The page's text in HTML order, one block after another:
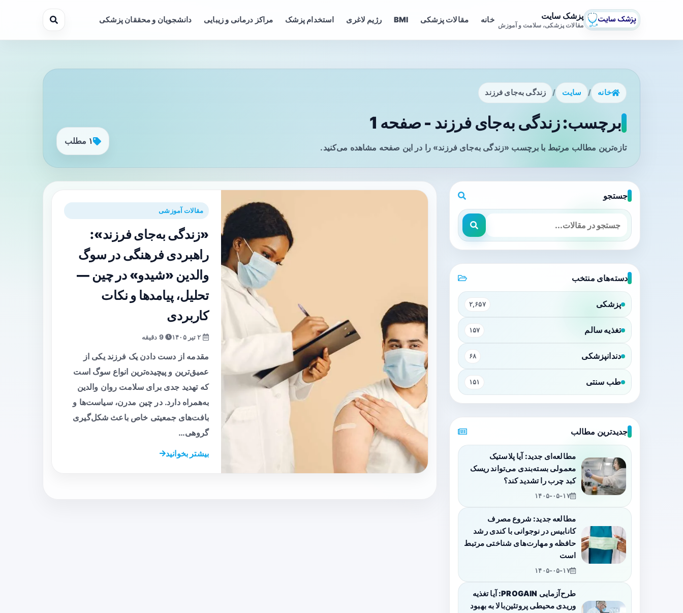
پزشک سایت
مقالات پزشکی، سلامت و آموزش
خانه مقالات پزشکی BMI رژیم لاغری استخدام پزشک مراکز درمانی و زیبایی دانشجویان و محققان پزشکی
خانه / سایت / زندگی به‌جای فرزند
برچسب: زندگی به‌جای فرزند - صفحه 1
تازه‌ترین مطالب مرتبط با برچسب «زندگی به‌جای فرزند» را در این صفحه مشاهده می‌کنید.
۱ مطلب
مقالات آموزشی
«زندگی به‌جای فرزند»:
راهبردی فرهنگی در سوگ
والدین «شیدو» در چین —
تحلیل، پیامدها و نکات
کاربردی
9 دقیقه
مقدمه از دست دادن یک فرزند یکی از
عمیق‌ترین و پیچیده‌ترین انواع سوگ است
که تهدید جدی برای سلامت روان والدین
به‌همراه دارد. در چین مدرن، سیاست‌ها و
بافت‌های جمعیتی خاص باعث شکل‌گیری
گروهی…
بیشتر بخوانید
جستجو
دسته‌های منتخب
پزشکی ۲,۶۵۷
تغذیه سالم ۱۵۷
دندانپزشکی ۶۸
طب سنتی ۱۵۱
جدیدترین مطالب
مطالعه‌ای جدید: آیا پلاستیک
معمولی بسته‌بندی می‌تواند ریسک
کبد چرب را تشدید کند؟
۱۴۰۵-۰۵-۱۷
مطالعه جدید: شروع مصرف
کانابیس در نوجوانی با کندی رشد
حافظه و مهارت‌های شناختی مرتبط
است
۱۴۰۵-۰۵-۱۷
طرح‌آزمایی PROGAIN: آیا تغذیه
وریدی محیطی پروتئین‌بالا به بهبود